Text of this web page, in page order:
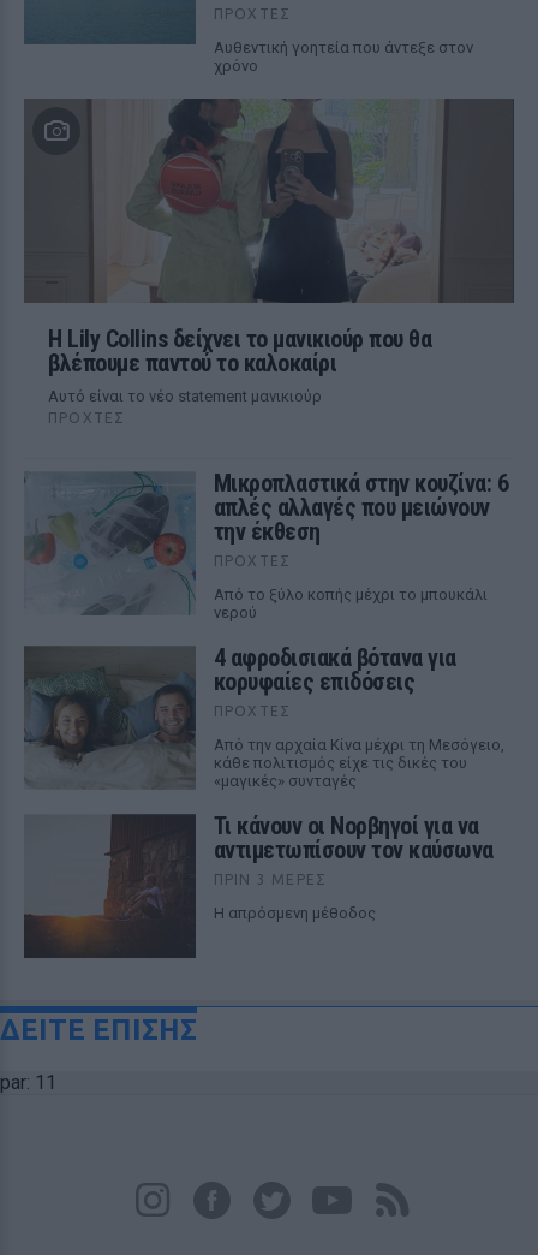
ΠΡΟΧΤΈΣ
Αυθεντική γοητεία που άντεξε στον
χρόνο
Η Lily Collins δείχνει το μανικιούρ που θα
βλέπουμε παντού το καλοκαίρι
Αυτό είναι το νέο statement μανικιούρ
ΠΡΟΧΤΈΣ
Μικροπλαστικά στην κουζίνα: 6
απλές αλλαγές που μειώνουν
την έκθεση
ΠΡΟΧΤΈΣ
Από το ξύλο κοπής μέχρι το μπουκάλι
νερού
4 αφροδισιακά βότανα για
κορυφαίες επιδόσεις
ΠΡΟΧΤΈΣ
Από την αρχαία Κίνα μέχρι τη Μεσόγειο,
κάθε πολιτισμός είχε τις δικές του
«μαγικές» συνταγές
Τι κάνουν οι Νορβηγοί για να
αντιμετωπίσουν τον καύσωνα
ΠΡΙΝ 3 ΜΈΡΕΣ
Η απρόσμενη μέθοδος
ΔΕΙΤΕ ΕΠΙΣΗΣ
par: 11